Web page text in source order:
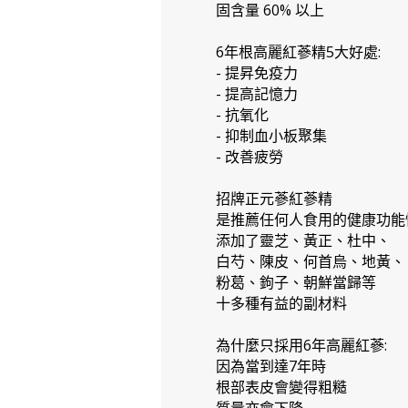
固含量 60% 以上
6年根高麗紅蔘精5大好處:
- 提昇免疫力
- 提高記憶力
- 抗氧化
- 抑制血小板聚集
- 改善疲勞
招牌正元蔘紅蔘精
是推薦任何人食用的健康功
添加了靈芝、黃正、杜中、
白芍、陳皮、何首烏、地黃、
粉葛、鉤子、朝鮮當歸等
十多種有益的副材料
為什麼只採用6年高麗紅蔘:
因為當到達7年時
根部表皮會變得粗糙